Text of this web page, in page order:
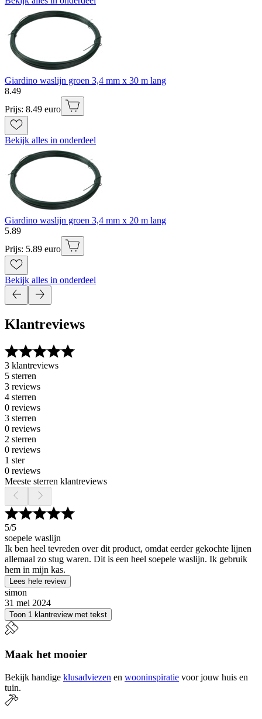
Giardino waslijn groen 3,4 mm x 30 m lang
8.49
Prijs: 8.49 euro
Bekijk alles in onderdeel
Giardino waslijn groen 3,4 mm x 20 m lang
5.89
Prijs: 5.89 euro
Bekijk alles in onderdeel
Klantreviews
3 klantreviews
5 sterren
3 reviews
4 sterren
0 reviews
3 sterren
0 reviews
2 sterren
0 reviews
1 ster
0 reviews
Meeste sterren klantreviews
5/5
soepele waslijn
Ik ben heel tevreden over dit product, omdat eerder gekochte lijnen
allemaal zo stug waren. Dit is een heel soepele waslijn. Ik gebruik
hem in mijn kas.
Lees hele review
simon
31 mei 2024
Toon 1 klantreview met tekst
Maak het mooier
Bekijk handige klusadviezen en wooninspiratie voor jouw huis en
tuin.